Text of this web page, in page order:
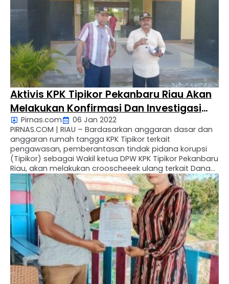
Aktivis KPK Tipikor Pekanbaru Riau Akan
Melakukan Konfirmasi Dan Investigasi
Dana Desa Dan Dana Bantuan Keuangan
Khusus Sepropinsi Riau Terhitung Mulai
Tahun 2022
Pirnas.com
06 Jan 2022
PIRNAS.COM | RIAU – Bardasarkan anggaran dasar dan
anggaran rumah tangga KPK Tipikor terkait
pengawasan, pemberantasan tindak pidana korupsi
(Tipikor) sebagai Wakil ketua DPW KPK Tipikor Pekanbaru
Riau, akan melakukan crooscheeek ulang terkait Dana
Desa yang bersumber dari Anggaran Pendapatan dan
Belanja Negara (APBN) yang mengacu pada peraturan
menteri desa ( Permendes) nomor 111, 133 …